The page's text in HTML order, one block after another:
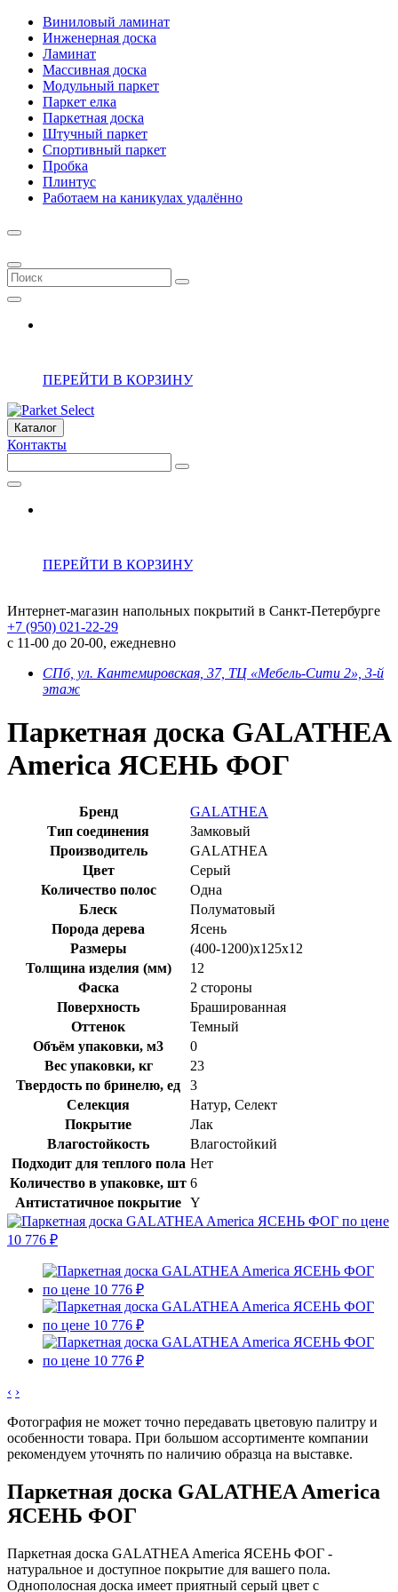
Виниловый ламинат
Инженерная доска
Ламинат
Массивная доска
Модульный паркет
Паркет елка
Паркетная доска
Штучный паркет
Спортивный паркет
Пробка
Плинтус
Работаем на каникулах удалённо
ПЕРЕЙТИ В КОРЗИНУ
Каталог
Контакты
ПЕРЕЙТИ В КОРЗИНУ
Интернет-магазин напольных покрытий в Санкт-Петербурге
+7 (950) 021-22-29
с 11-00 до 20-00, ежедневно
СПб, ул. Кантемировская, 37, ТЦ «Мебель-Сити 2», 3-й
этаж
Паркетная доска GALATHEA
America ЯСЕНЬ ФОГ
Бренд
GALATHEA
Тип соединения
Замковый
Производитель
GALATHEA
Цвет
Серый
Количество полос
Одна
Блеск
Полуматовый
Порода дерева
Ясень
Размеры
(400-1200)x125x12
Толщина изделия (мм)
12
Фаска
2 стороны
Поверхность
Брашированная
Оттенок
Темный
Объём упаковки, м3
0
Вес упаковки, кг
23
Твердость по бринелю, ед
3
Селекция
Натур, Селект
Покрытие
Лак
Влагостойкость
Влагостойкий
Подходит для теплого пола Нет
Количество в упаковке, шт 6
Антистатичное покрытие Y
‹ ›
Фотография не может точно передавать цветовую палитру и
особенности товара. При большом ассортименте компании
рекомендуем уточнять по наличию образца на выставке.
Паркетная доска GALATHEA America
ЯСЕНЬ ФОГ
Паркетная доска GALATHEA America ЯСЕНЬ ФОГ -
натуральное и доступное покрытие для вашего пола.
Однополосная доска имеет приятный серый цвет с